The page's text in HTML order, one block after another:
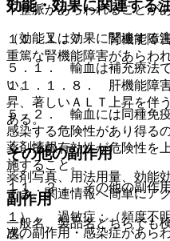
不整脈があらわれることがあ
１１．１．７． 腎機能障
重篤な腎機能障害があらわ
１１．１．８． 肝機能障
昇、著しいＡＬＴ上昇を伴
ある。
その他の副作用
１１．２． その他の副作用
１）． 過敏症：（頻度不
感。
効能・効果に関連する
（効能又は効果に関連する
５．１． 輸血は補充療法
い。
５．２． 輸血には同種免
感染する危険性があり得る
く、その有効性が危険性を
施すること。
副作用
次の副作用・感染症があら
薬剤情報
薬剤写真、用法用量、効能
でき、関連情報へ簡単にア
一般名、製品名どちらでも